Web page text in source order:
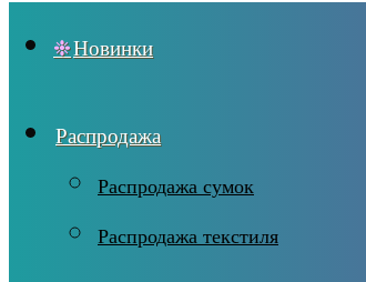
Новинки
Распродажа
Распродажа сумок
Распродажа текстиля